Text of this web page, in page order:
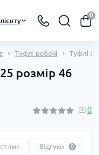
0
Туфлі робочі Туфлі
розмір 46
0
Відгуки 0